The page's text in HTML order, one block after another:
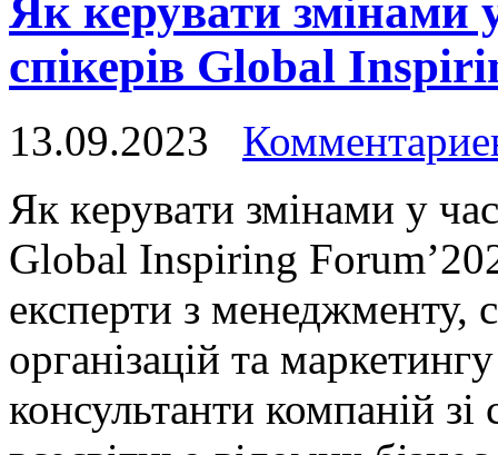
Як керувати змінами
спікерів Global
13.09.2023
Як кeрувaти змінaми у
Global Inspiring
експерти з менеджменту,
організацій та
консультанти компаній